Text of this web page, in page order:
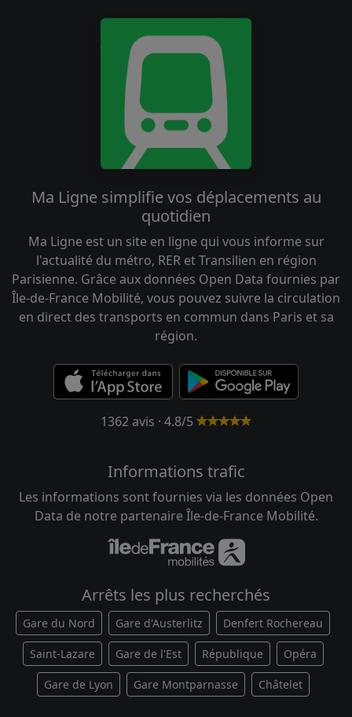
Ma Ligne simplifie vos déplacements au
quotidien
Ma Ligne est un site en ligne qui vous informe sur
l'actualité du métro, RER et Transilien en région
Parisienne. Grâce aux données Open Data fournies par
Île-de-France Mobilité, vous pouvez suivre la circulation
en direct des transports en commun dans Paris et sa
région.
1362 avis · 4.8/5
Informations trafic
Les informations sont fournies via les données Open
Data de notre partenaire Île-de-France Mobilité.
Arrêts les plus recherchés
Gare du Nord Gare d'Austerlitz Denfert Rochereau
Saint-Lazare Gare de l'Est République Opéra
Gare de Lyon Gare Montparnasse Châtelet